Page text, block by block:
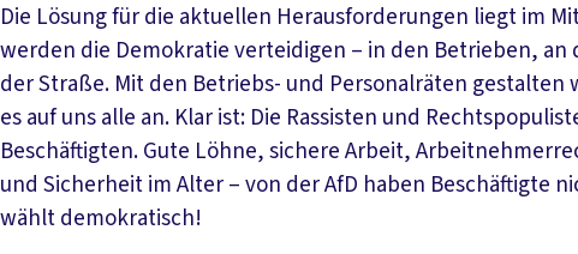
Die Lösung für die aktuellen Herausforderungen liegt im
werden die Demokratie verteidigen – in den Betrieben,
der Straße. Mit den Betriebs- und Personalräten gestalten
es auf uns alle an. Klar ist: Die Rassisten und
Beschäftigten. Gute Löhne, sichere Arbeit,
und Sicherheit im Alter – von der AfD haben Beschäftigte
wählt demokratisch!